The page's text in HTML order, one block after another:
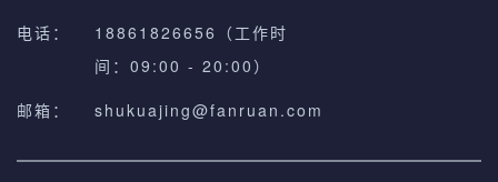
电话：
18861826656（工作时
间：09:00 - 20:00）
邮箱：
shukuajing@fanruan.com